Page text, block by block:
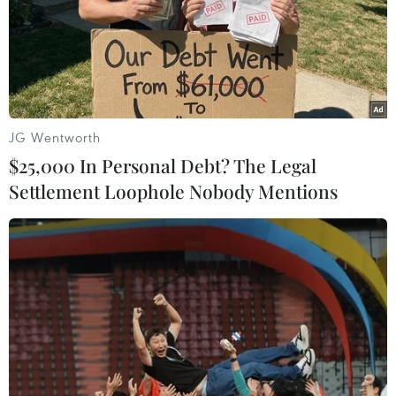
thoải mái hơn cho các trải nghiệm xa xỉ, để
phần nào tận hưởng cảm giác xa hoa trong
chuyến xê dịch. Chi tiêu thông minh mà vẫn tận
hưởng dịch vụ đẳng cấp, cho dù chỉ trong một
buổi chiều có thể xem là một nghệ thuật.
Trải nghiệm hải
trình độc đáo trên du
thuyền 5 sao mới ở Hạ
Long
Với giá trị thẩm mỹ nổi bật giao thoa giữa nét đẹp
truyền thống Việt Nam và kiến trúc Pháp cổ sang
trọng, du thuyền 5 sao Indochine Premium mang
tới cho du khách những trải nghiệm ấn tượng khó
quên.
JG Wentworth
$25,000 In Personal Debt? The Legal
Settlement Loophole Nobody Mentions